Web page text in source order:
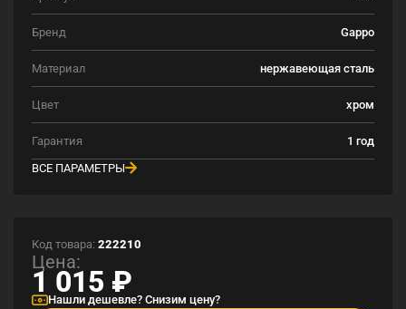
Бренд Gappo
Материал нержавеющая сталь
Цвет хром
Гарантия
1 год
ВСЕ ПАРАМЕТРЫ
Код товара: 222210
Цена:
1 015 ₽
Нашли дешевле? Снизим цену?